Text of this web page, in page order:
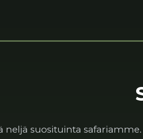
neljä suosituinta